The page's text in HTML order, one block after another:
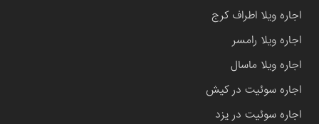
اجاره ویلا اطراف کرج
اجاره ویلا رامسر
اجاره ویلا ماسال
اجاره سوئیت در کیش
اجاره سوئیت در یزد